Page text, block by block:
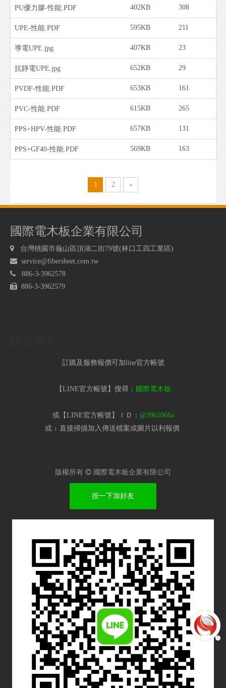
PU優力膠-性能.PDF 402KB 308
UPE-性能.PDF 595KB 211
導電UPE.jpg 407KB 23
抗靜電UPE.jpg 652KB 29
PVDF-性能.PDF 653KB 161
PVC-性能.PDF 615KB 265
PPS+HPV-性能.PDF 657KB 131
PPS+GF40-性能.PDF 569KB 163
1 2 »
國際電木板企業有限公司
 台灣桃園市龜山區頂湖二街79號(林口工四工業區)
 service@fibersheet.com.tw
 886-3-3962578
 886-3-3962579
訂購及服務報價可加line官方帳號
【LINE官方帳號】搜尋： 國際電木板
或【LINE官方帳號】ＩＤ： @3961066a
或 ↓ 直接掃描加入傳送檔案或圖片以利報價​
版權所有  國際電木板企業有限公司
按一下加好友